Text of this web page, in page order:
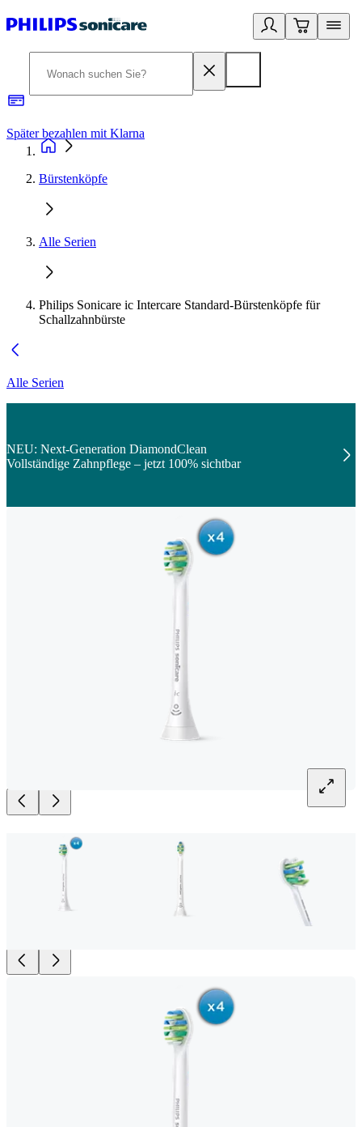
Später bezahlen mit Klarna
Bürstenköpfe
Alle Serien
Philips Sonicare ic Intercare Standard-Bürstenköpfe für
Schallzahnbürste
Alle Serien
NEU: Next-Generation DiamondClean
Vollständige Zahnpflege – jetzt 100% sichtbar